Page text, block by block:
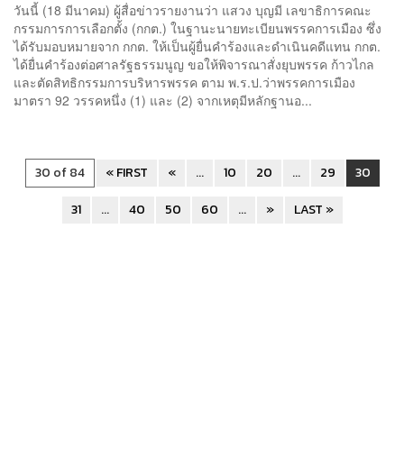
วันนี้ (18 มีนาคม) ผู้สื่อข่าวรายงานว่า แสวง บุญมี เลขาธิการคณะ
กรรมการการเลือกตั้ง (กกต.) ในฐานะนายทะเบียนพรรคการเมือง ซึ่ง
ได้รับมอบหมายจาก กกต. ให้เป็นผู้ยื่นคำร้องและดำเนินคดีแทน กกต.
ได้ยื่นคำร้องต่อศาลรัฐธรรมนูญ ขอให้พิจารณาสั่งยุบพรรค ก้าวไกล
และตัดสิทธิกรรมการบริหารพรรค ตาม พ.ร.ป.ว่าพรรคการเมือง
มาตรา 92 วรรคหนึ่ง (1) และ (2) จากเหตุมีหลักฐานอ...
30 of 84 « FIRST « ... 10 20 ... 29
30
31
... 40 50 60 ... » LAST »